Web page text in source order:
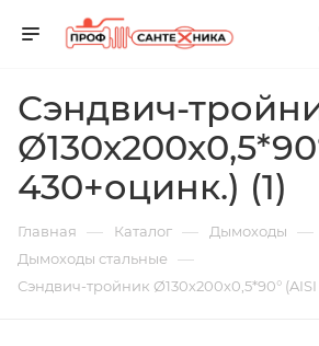
Сэндвич-
430+оцинк.) (1)
Главная — Каталог — Дымоходы —
Дымоходы стальные —
Сэндвич-тройник Ø130х200х0,5*90° (AISI